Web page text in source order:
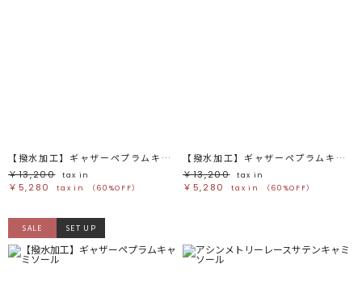
【撥水加工】ギャザーペプラムキャミソール
￥13,200
tax in
￥5,280 tax in （60%OFF）
【撥水加工】ギャザーペプラムキャミソール
￥13,200
tax in
￥5,280 tax in （60%OFF）
SALE SET UP